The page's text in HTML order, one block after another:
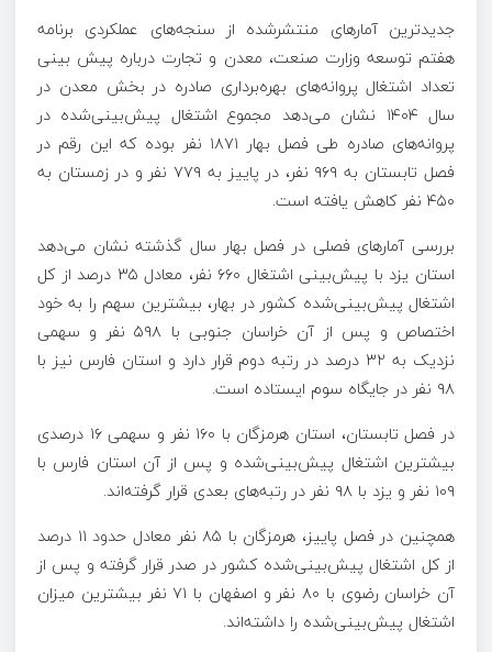
جدیدترین آمارهای منتشرشده از سنجه‌های عملکردی برنامه
هفتم توسعه وزارت صنعت، معدن و تجارت درباره پیش بینی
تعداد اشتغال پروانه‌های بهره‌برداری صادره در بخش معدن در
سال ۱۴۰۴ نشان می‌دهد مجموع اشتغال پیش‌بینی‌شده در
پروانه‌های صادره طی فصل بهار ۱۸۷۱ نفر بوده که این رقم در
فصل تابستان به ۹۶۹ نفر، در پاییز به ۷۷۹ نفر و در زمستان به
۴۵۰ نفر کاهش یافته است.
بررسی آمارهای فصلی در فصل بهار سال گذشته نشان می‌دهد
استان یزد با پیش‌بینی اشتغال ۶۶۰ نفر، معادل ۳۵ درصد از کل
اشتغال پیش‌بینی‌شده کشور در بهار، بیشترین سهم را به خود
اختصاص و پس از آن خراسان جنوبی با ۵۹۸ نفر و سهمی
نزدیک به ۳۲ درصد در رتبه دوم قرار دارد و استان فارس نیز با
۹۸ نفر در جایگاه سوم ایستاده است.
در فصل تابستان، استان هرمزگان با ۱۶۰ نفر و سهمی ۱۶ درصدی
بیشترین اشتغال پیش‌بینی‌شده و پس از آن استان فارس با
۱۰۹ نفر و یزد با ۹۸ نفر در رتبه‌های بعدی قرار گرفته‌اند.
همچنین در فصل پاییز، هرمزگان با ۸۵ نفر معادل حدود ۱۱ درصد
از کل اشتغال پیش‌بینی‌شده کشور در صدر قرار گرفته و پس از
آن خراسان رضوی با ۸۰ نفر و اصفهان با ۷۱ نفر بیشترین میزان
اشتغال پیش‌بینی‌شده را داشته‌اند.